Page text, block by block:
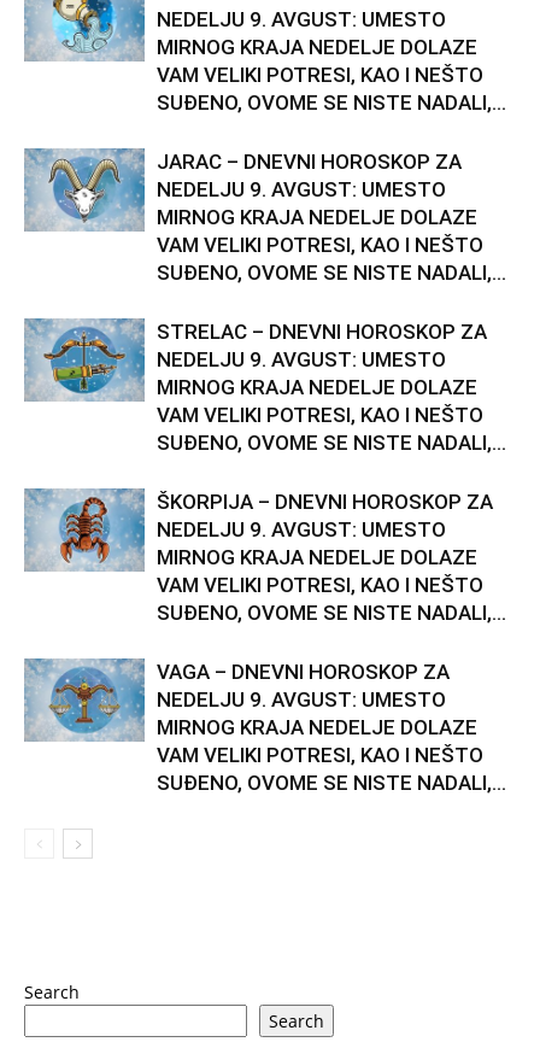
NEDELJU 9. AVGUST: UMESTO
MIRNOG KRAJA NEDELJE DOLAZE
VAM VELIKI POTRESI, KAO I NEŠTO
SUĐENO, OVOME SE NISTE NADALI,...
JARAC – DNEVNI HOROSKOP ZA
NEDELJU 9. AVGUST: UMESTO
MIRNOG KRAJA NEDELJE DOLAZE
VAM VELIKI POTRESI, KAO I NEŠTO
SUĐENO, OVOME SE NISTE NADALI,...
STRELAC – DNEVNI HOROSKOP ZA
NEDELJU 9. AVGUST: UMESTO
MIRNOG KRAJA NEDELJE DOLAZE
VAM VELIKI POTRESI, KAO I NEŠTO
SUĐENO, OVOME SE NISTE NADALI,...
ŠKORPIJA – DNEVNI HOROSKOP ZA
NEDELJU 9. AVGUST: UMESTO
MIRNOG KRAJA NEDELJE DOLAZE
VAM VELIKI POTRESI, KAO I NEŠTO
SUĐENO, OVOME SE NISTE NADALI,...
VAGA – DNEVNI HOROSKOP ZA
NEDELJU 9. AVGUST: UMESTO
MIRNOG KRAJA NEDELJE DOLAZE
VAM VELIKI POTRESI, KAO I NEŠTO
SUĐENO, OVOME SE NISTE NADALI,...
Search
Search